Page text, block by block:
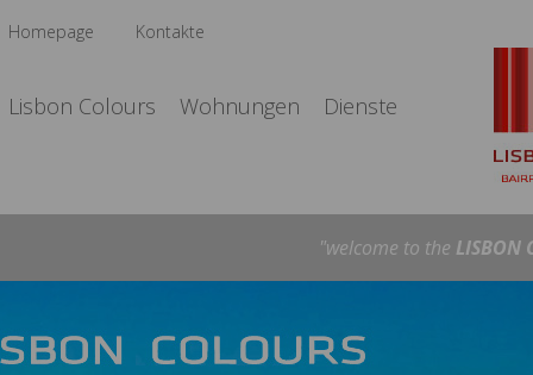
Homepage Kontakte
Lisbon Colours Wohnungen Dienste
"welcome to the LISBON